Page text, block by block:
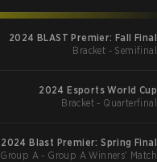
2024 BLAST Premier: Fall Final
Bracket - Semifinal
2024 Esports World Cup
Bracket - Quarterfinal
2024 Blast Premier: Spring Final
Group A - Group A Winners' Match